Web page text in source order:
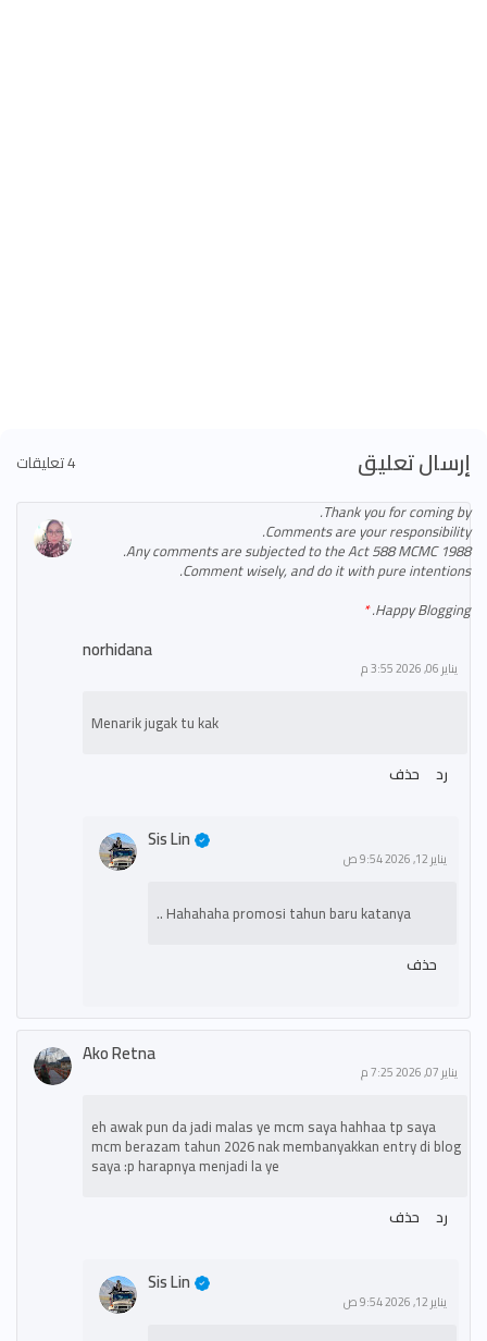
إرسال تعليق 4 تعليقات
Thank you for coming by.
Comments are your responsibility.
Any comments are subjected to the Act 588 MCMC 1988.
Comment wisely, and do it with pure intentions.
Happy Blogging.
norhidana
يناير 06, 2026 3:55 م
Menarik jugak tu kak
رد
حذف
Sis Lin
يناير 12, 2026 9:54 ص
Hahahaha promosi tahun baru katanya ..
حذف
Ako Retna
يناير 07, 2026 7:25 م
eh awak pun da jadi malas ye mcm saya hahhaa tp saya
mcm berazam tahun 2026 nak membanyakkan entry di blog
saya :p harapnya menjadi la ye
رد
حذف
Sis Lin
يناير 12, 2026 9:54 ص